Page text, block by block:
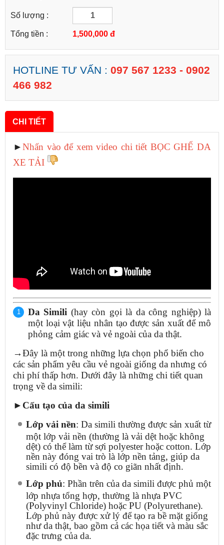
Số lượng :
Tổng tiền : 1,500,000 đ
HOTLINE TƯ VẤN : 097 567 1233 - 0902
466 982
CHI TIẾT
►Nhấn vào để xem video chi tiết BỌC GHẾ DA
XE TẢI
Da Simili (hay còn gọi là da công nghiệp) là
một loại vật liệu nhân tạo được sản xuất để mô
phỏng cảm giác và vẻ ngoài của da thật.
→Đây là một trong những lựa chọn phổ biến cho
các sản phẩm yêu cầu vẻ ngoài giống da nhưng có
chi phí thấp hơn. Dưới đây là những chi tiết quan
trọng về da simili:
►Cấu tạo của da simili
Lớp vải nền: Da simili thường được sản xuất từ
một lớp vải nền (thường là vải dệt hoặc không
dệt) có thể làm từ sợi polyester hoặc cotton. Lớp
nền này đóng vai trò là lớp nền tảng, giúp da
simili có độ bền và độ co giãn nhất định.
Lớp phủ: Phần trên của da simili được phủ một
lớp nhựa tổng hợp, thường là nhựa PVC
(Polyvinyl Chloride) hoặc PU (Polyurethane).
Lớp phủ này được xử lý để tạo ra bề mặt giống
như da thật, bao gồm cả các họa tiết và màu sắc
đặc trưng của da.